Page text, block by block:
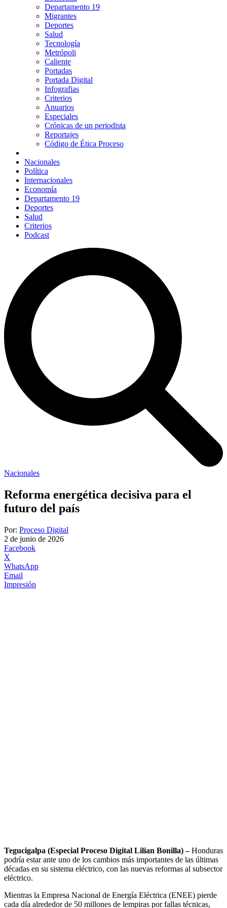
Departamento 19
Migrantes
Deportes
Salud
Tecnología
Metrópoli
Caliente
Portadas
Portada Digital
Infografias
Criterios
Anuarios
Especiales
Crónicas de un periodista
Reportajes
Código de Ética Proceso
Nacionales
Política
Internacionales
Economía
Departamento 19
Deportes
Salud
Criterios
Podcast
Nacionales
Reforma energética decisiva para el
futuro del país
Por: Proceso Digital
2 de junio de 2026
Facebook
X
WhatsApp
Email
Impresión
Tegucigalpa (Especial Proceso Digital Lilian Bonilla) –Honduras
podría estar ante uno de los cambios más importantes de las últimas
décadas en su sistema eléctrico, con las nuevas reformas al subsector
eléctrico.
Mientras la Empresa Nacional de Energía Eléctrica (ENEE) pierde
cada día alrededor de 50 millones de lempiras por fallas técnicas,